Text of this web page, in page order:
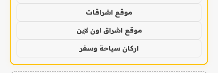
موقع اشراقات
موقع اشراق اون لاين
اركان سياحة وسفر